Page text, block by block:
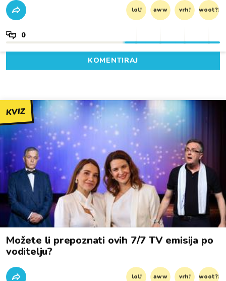
lol! aww vrh! woot?!
0
KOMENTIRAJ
KVIZ
Možete li prepoznati ovih 7/7 TV emisija po
voditelju?
lol! aww vrh! woot?!